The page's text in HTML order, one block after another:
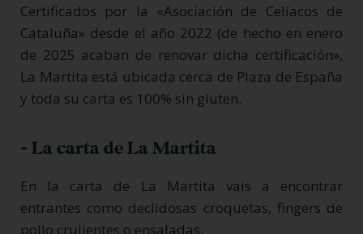
Certificados por la «Asociación de Celíacos de
Cataluña» desde el año 2022 (de hecho en enero
de 2025 acaban de renovar dicha certificación»,
La Martita está ubicada cerca de Plaza de España
y toda su carta es 100% sin gluten.
- La carta de La Martita
En la carta de La Martita vais a encontrar
entrantes como declidosas croquetas, fingers de
pollo crujientes o ensaladas.